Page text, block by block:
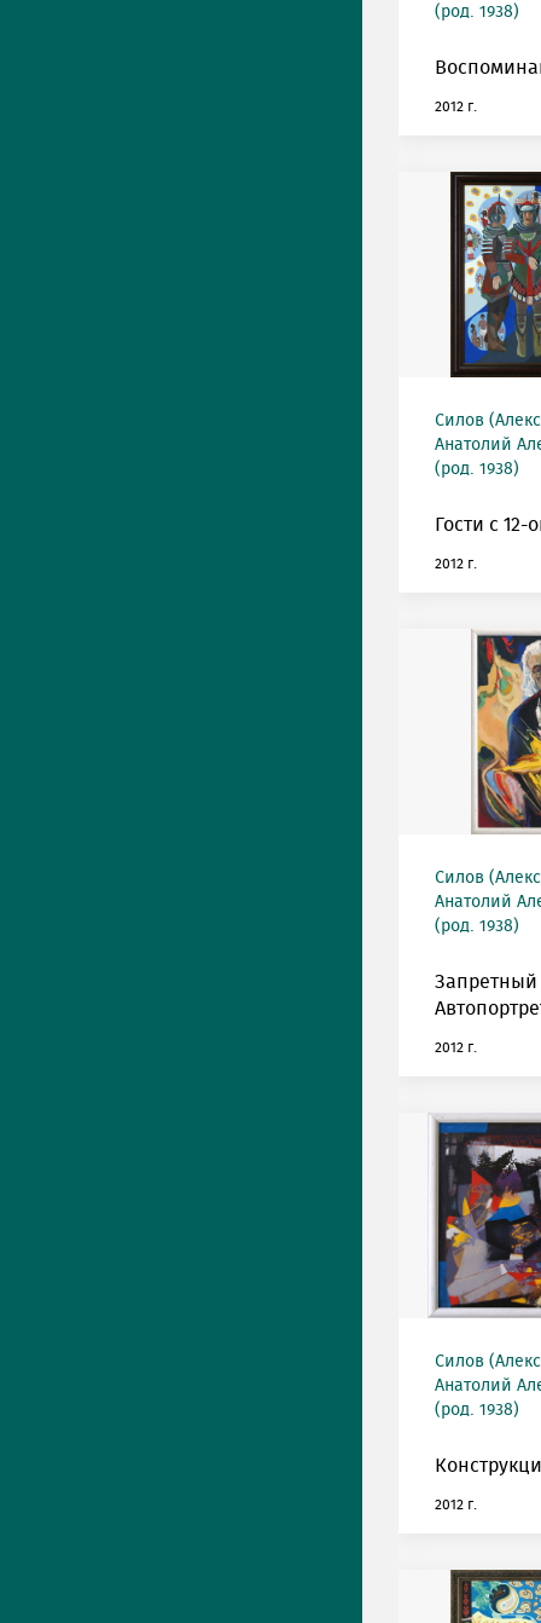
(род. 1938)
2012 г.
Силов
Анатолий
(род. 1938)
Гости с
2012 г.
Силов
Анатолий
(род. 1938)
Запретный
2012 г.
Силов
Анатолий
(род. 1938)
2012 г.